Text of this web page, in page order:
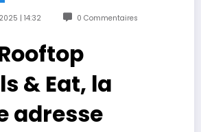
| 14:32 0 Commentaires
& Eat, la
adresse